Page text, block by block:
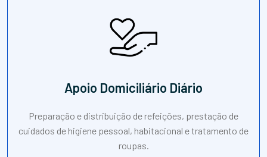
Apoio Domiciliário Diário
Preparação e distribuição de refeições, prestação de
cuidados de higiene pessoal, habitacional e tratamento de
roupas.